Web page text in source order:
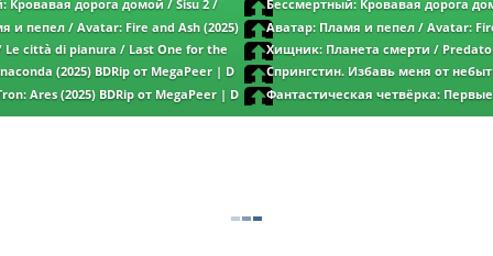
Кровавая дорога домой / Sisu 2 /
(2025) WEB-DLRip от ELEKTRI4KA | D
Бессмертный: Кровавая дорога
Sisu: Road to Revenge (2025) WEB-DLRip
| HDRezka Studio
и пепел / Avatar: Fire and Ash (2025)
| D | MovieDalen
Аватар: Пламя и пепел / Avatar:
BDRip от MegaPeer | D | MovieDalen
città di pianura / Last One for the
от MegaPeer | P | Кинопоиск HD
Хищник: Планета смерти /
(2025) BDRip от MegaPeer | D |
(2025) BDRip от MegaPeer | D
Спрингстин. Избавь меня от
Springsteen: Deliver Me from Nowhere
MegaPeer | D | MovieDalen
Ares (2025) BDRip от MegaPeer | D
Фантастическая четвёрка:
Fantastic Four: First Steps (2025) BDRip